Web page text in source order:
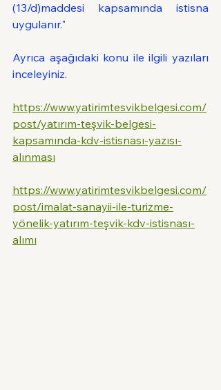
(13/d)maddesi kapsamında istisna
uygulanır."
Ayrıca aşağıdaki konu ile ilgili yazıları
inceleyiniz.
https://www.yatirimtesvikbelgesi.com/
post/yatırım-teşvik-belgesi-
kapsamında-kdv-istisnası-yazısı-
alınması
https://www.yatirimtesvikbelgesi.com/
post/imalat-sanayii-ile-turizme-
yönelik-yatırım-teşvik-kdv-istisnası-
alımı